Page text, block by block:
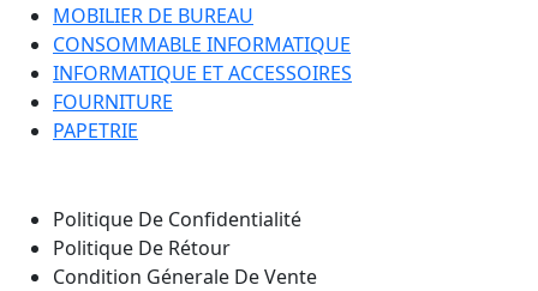
MOBILIER DE BUREAU
CONSOMMABLE INFORMATIQUE
INFORMATIQUE ET ACCESSOIRES
FOURNITURE
PAPETRIE
Politique De Confidentialité
Politique De Rétour
Condition Génerale De Vente